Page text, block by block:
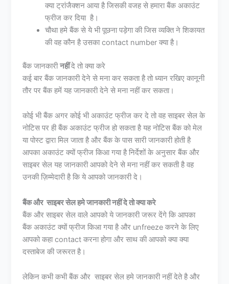
क्या ट्रांजैक्शन आया है जिसकी वजह से हमारा बैंक अकाउंट
फ्रीज कर दिया है।
चौथा हमे बैंक से ये भी पूछना पड़ेगा की जिस व्यक्ति ने शिकायत
की वह कौन है उसका contact number क्या है।
बैंक जानकारीनहींदे तो क्या करे
कई बार बैंक जानकारी देने से मना कर सकता है तो ध्यान रखिए कानूनी
तौर पर बैंक हमें यह जानकारी देने से मना नहीं कर सकता।
कोई भी बैंक अगर कोई भी अकाउंट फ्रीज कर दे तो वह साइबर सेल के
नोटिस पर ही बैंक अकाउंट फ्रीज हो सकता है यह नोटिस बैंक को मेल
या पोस्ट द्वारा मिल जाता है और बैंक के पास सारी जानकारी होती है
आपका अकाउंट क्यों फ्रीज किआ गया है निर्देशों के अनुसार बैंक और
साइबर सेल यह जानकारी आपको देने से मना नहीं कर सकती है वह
उनकी ज़िम्मेदारी है कि ये आपको जानकारी दे।
बैंक और साइबर सेल हमे जानकारी नहीं दे तो क्या करे
बैंक और साइबर सेल वाले आपको ये जानकारी जरूर देंगे कि आपका
बैंक अकाउंट क्यों फ्रीज किआ गया है और unfreeze करने के लिए
आपको कहा contact करना होगा और साथ की आपको क्या क्या
दस्ताबेज की जरूरत है।
लेकिन कभी कभी बैंक और साइबर सेल हमे जानकारी नहीं देते है और